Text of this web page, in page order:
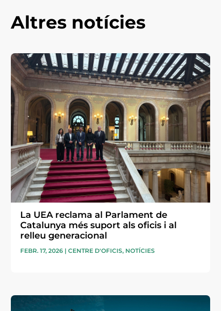
Altres notícies
La UEA reclama al Parlament de
Catalunya més suport als oficis i al
relleu generacional
FEBR. 17, 2026 |CENTRE D'OFICIS, NOTÍCIES